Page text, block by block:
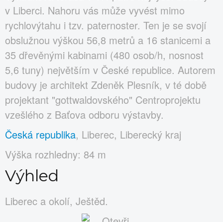
v Liberci. Nahoru vás může vyvést mimo
rychlovýtahu i tzv. paternoster. Ten je se svojí
obslužnou výškou 56,8 metrů a 16 stanicemi a
35 dřevěnými kabinami (480 osob/h, nosnost
5,6 tuny) největším v České republice. Autorem
budovy je architekt Zdeněk Plesník, v té době
projektant "gottwaldovského" Centroprojektu
vzešlého z Baťova odboru výstavby.
Česká republika, Liberec, Liberecký kraj
Výška rozhledny: 84 m
Výhled
Liberec a okolí, Ještěd.